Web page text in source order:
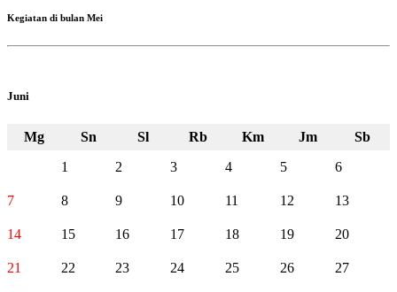
Kegiatan di bulan Mei
Juni
Mg Sn Sl Rb Km Jm
Sb
1
2 3 4 5 6
7 8 9 10 11 12 13
14 15 16 17 18 19 20
21 22 23 24 25 26 27